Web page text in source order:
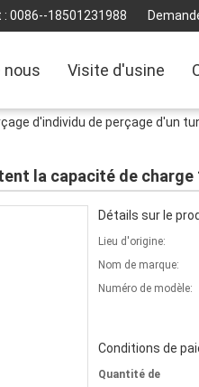
: 0086--18501231988
nous Visite d'usine
d'individu de perçage d'un
la capacité de charge
Détails sur le
Lieu d'origine:
Nom de marque:
Numéro de modèle:
Conditions de
Quantité de